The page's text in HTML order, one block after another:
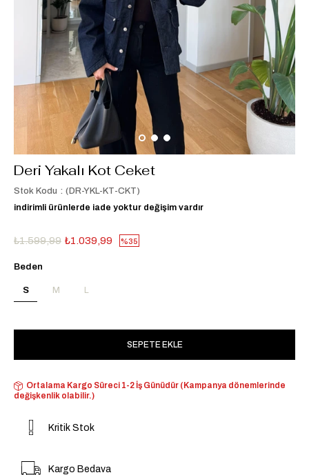
Deri Yakalı Kot Ceket
Stok Kodu
(DR-YKL-KT-CKT)
indirimli ürünlerde iade yoktur değişim vardır
₺1.599,99 ₺1.039,99 35
Beden
S M L
Ortalama Kargo Süreci 1-2 İş Günüdür (Kampanya dönemlerinde
değişkenlik olabilir.)
Kritik Stok
Kargo Bedava